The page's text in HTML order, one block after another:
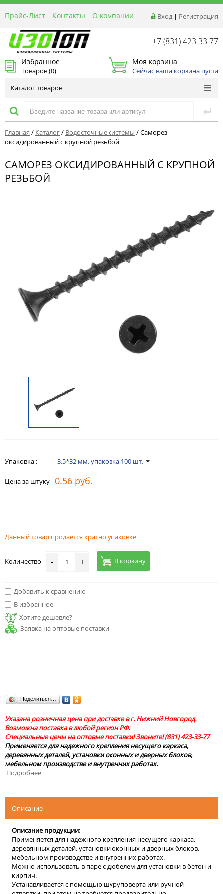
Вход | Регистрация
Прайс-Лист Контакты
О компании
Реквизиты
Доставка
Акции и Распродажи
Оптовым покупателям
+7 (831) 423 33 77
Избранное
Товаров (0)
Моя корзина
Сейчас ваша корзина пуста
Каталог товаров
Главная / Каталог/ Водосточные системы /Саморез
оксидированный с крупной резьбой
САМОРЕЗ ОКСИДИРОВАННЫЙ С КРУПНОЙ
РЕЗЬБОЙ
Упаковка : 3,5*32 мм, упаковка 100 шт.
Цена за штуку 0.56 руб.
Данный товар продается кратно упаковке
Количество - + В корзину
Добавить к сравнению
В избранное
Хотите дешевле?
Заявка на оптовые поставки
Поделиться…
Указана розничная цена при доставке в г. Нижний Новгород.
Возможна поставка в любой регион РФ.
Специальные цены на оптовые поставки! Звоните! (831) 423-33-77
Применяется для надежного крепления несущего каркаса,
деревянных деталей, установки оконных и дверных блоков,
мебельном производстве и внутренних работах.
Подробнее
Описание
Описание продукции:
Применяется для надежного крепления несущего каркаса,
деревянных деталей, установки оконных и дверных блоков,
мебельном производстве и внутренних работах.
Можно использовать в паре с дюбелем для установки в бетон и
кирпич.
Устанавливается с помощью шуруповерта или ручной